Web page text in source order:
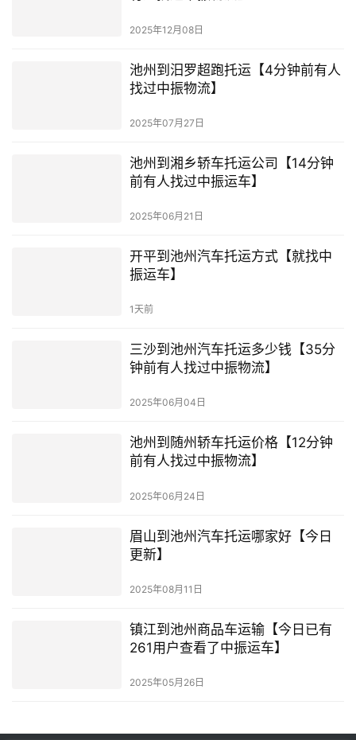
2025年12月08日
池州到汨罗超跑托运【4分钟前有人
找过中振物流】
2025年07月27日
池州到湘乡轿车托运公司【14分钟
前有人找过中振运车】
2025年06月21日
开平到池州汽车托运方式【就找中
振运车】
1天前
三沙到池州汽车托运多少钱【35分
钟前有人找过中振物流】
2025年06月04日
池州到随州轿车托运价格【12分钟
前有人找过中振物流】
2025年06月24日
眉山到池州汽车托运哪家好【今日
更新】
2025年08月11日
镇江到池州商品车运输【今日已有
261用户查看了中振运车】
2025年05月26日